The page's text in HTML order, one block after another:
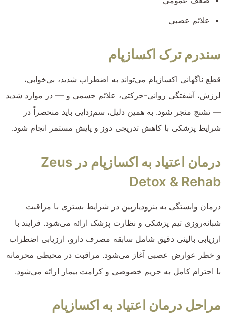
علائم عصبی
سندرم ترک اکسازپام
قطع ناگهانی اکسازپام می‌تواند به اضطراب شدید، بی‌خوابی،
لرزش، آشفتگی روانی-حرکتی، علائم جسمی و — در موارد شدید
— تشنج منجر شود. به همین دلیل، سم‌زدایی باید منحصراً در
شرایط پزشکی با کاهش تدریجی دوز و پایش مستمر انجام شود.
درمان اعتیاد به اکسازپام در Zeus
Detox & Rehab
درمان وابستگی به بنزودیازپین در شرایط بستری با مراقبت
شبانه‌روزی تیم پزشکی و نظارت پزشک ارائه می‌شود. فرایند با
ارزیابی بالینی دقیق شامل سابقه مصرف دارو، ارزیابی اضطراب
و خطر عوارض عصبی آغاز می‌شود. مراقبت در محیطی محرمانه
با احترام کامل به حریم خصوصی و کرامت بیمار ارائه می‌شود.
مراحل درمان اعتیاد به اکسازپام